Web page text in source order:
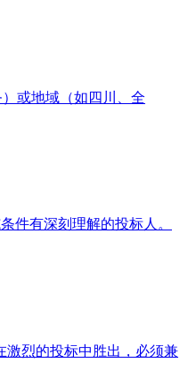
或地域（如四川、全
件有深刻理解的投标人。
激烈的投标中胜出，必须兼